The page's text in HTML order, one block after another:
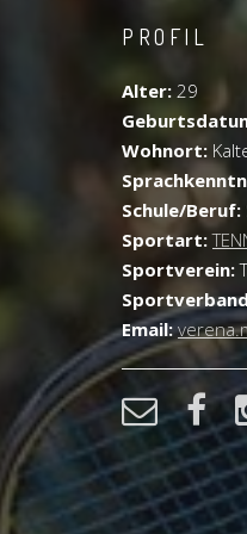
PROFIL
Alter: 29
Wohnort:
Schule/Beruf:
Sportart:
Sportverein:
Email: